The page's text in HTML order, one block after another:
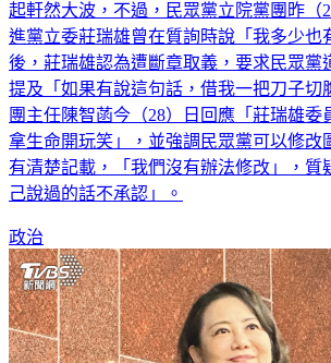
起軒然大波，不過，民眾黨立院黨團昨（
進黨立委莊瑞雄曾在質詢時說「我多少也
後，莊瑞雄認為遭斷章取義，要求民眾黨
提及「如果有說這句話，借我一把刀子切
團主任陳智菡今（28）日回應「莊瑞雄委
拿生命開玩笑」，並強調民眾黨可以修改
有清楚記載，「我們沒有辦法修改」，質
己說過的話不承認」。
政治